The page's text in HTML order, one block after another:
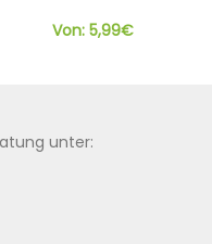
Von: 5,99€
unter: